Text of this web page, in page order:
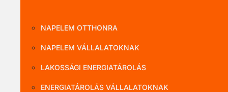
NAPELEM OTTHONRA
NAPELEM VÁLLALATOKNAK
LAKOSSÁGI ENERGIATÁROLÁS
ENERGIATÁROLÁS VÁLLALATOKNAK